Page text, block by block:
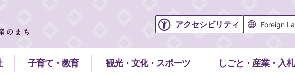
アクセシビリティ
子育て・教育 観光・文化・スポーツ しごと・産業・入札